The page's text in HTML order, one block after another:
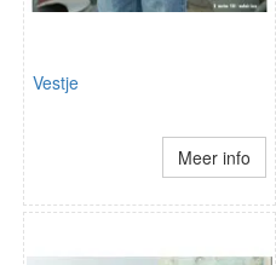
Vestje
Meer info